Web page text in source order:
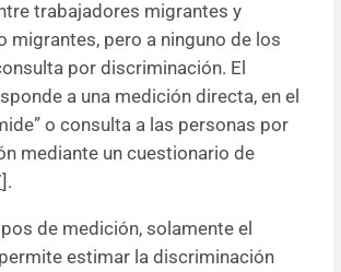
trabajadores migrantes y
migrantes, pero a ninguno de los
por discriminación. El
a una medición directa, en el
o consulta a las personas por
mediante un cuestionario de
].
de medición, solamente el
estimar la discriminación